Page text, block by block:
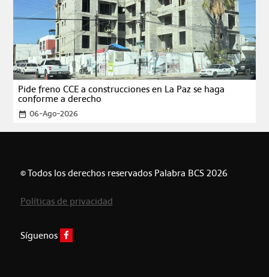
Pide freno CCE a construcciones en La Paz se haga
conforme a derecho
date_range 06-Ago-2026
© Todos los derechos reservados Palabra BCS 2026
Políticas de privacidad
Síguenos